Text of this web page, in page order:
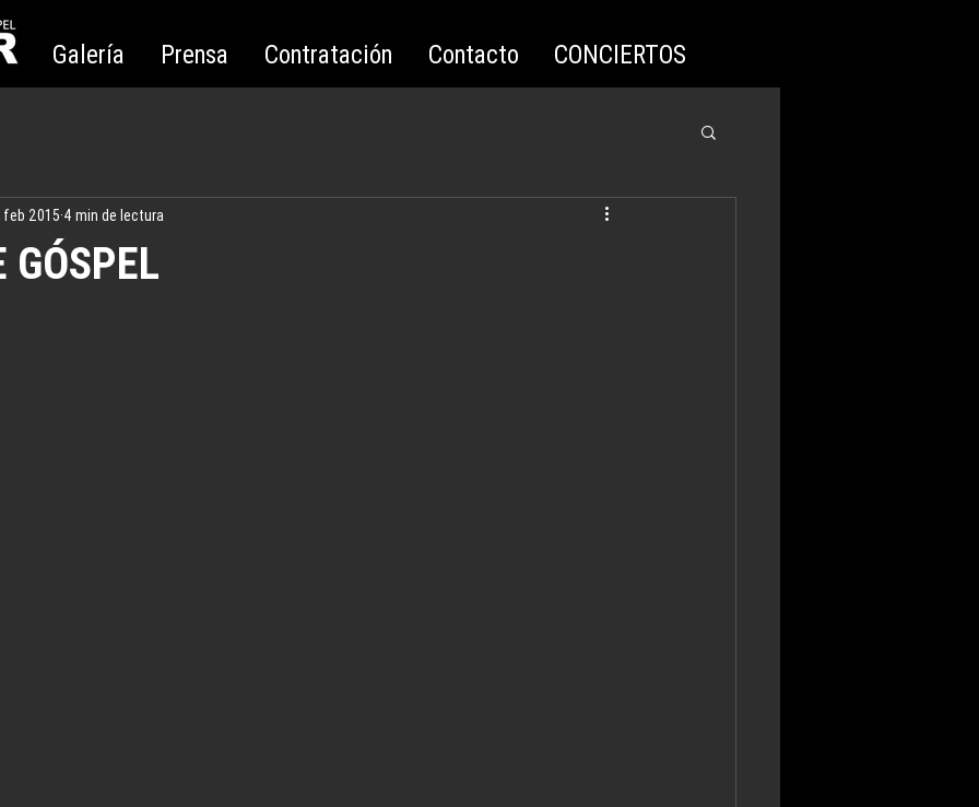
Galería Prensa Contratación Contacto CONCIERTOS
GÓSPEL
feb 2015 4 min de lectura